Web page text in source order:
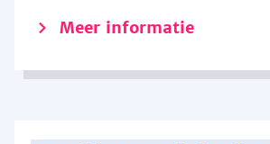
Meer informatie